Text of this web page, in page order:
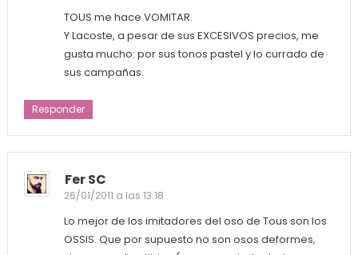
TOUS me hace VOMITAR.
Y Lacoste, a pesar de sus EXCESIVOS precios, me
gusta mucho: por sus tonos pastel y lo currado de
sus campañas.
Responder
Fer SC
26/01/2011 a las 13:18
Lo mejor de los imitadores del oso de Tous son los
OSSIS. Que por supuesto no son osos deformes,